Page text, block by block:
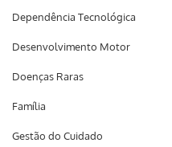
Dependência Tecnológica
Desenvolvimento Motor
Doenças Raras
Família
Gestão do Cuidado